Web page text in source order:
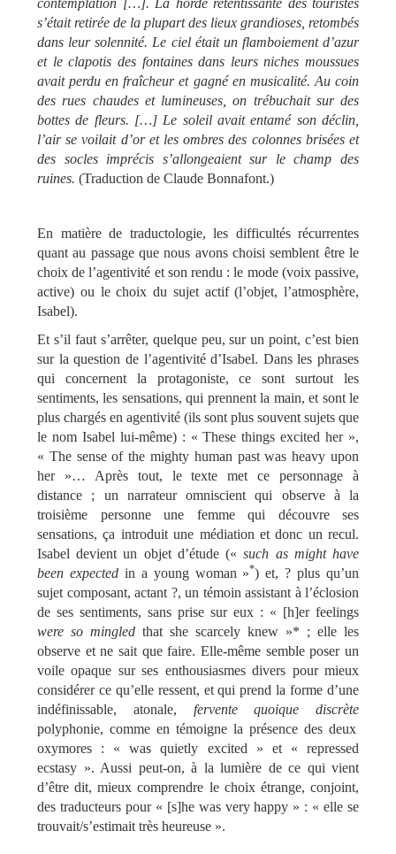
contemplation […]. La horde retentissante des touristes
s’était retirée de la plupart des lieux grandioses, retombés
dans leur solennité. Le ciel était un flamboiement d’azur
et le clapotis des fontaines dans leurs niches moussues
avait perdu en fraîcheur et gagné en musicalité. Au coin
des rues chaudes et lumineuses, on trébuchait sur des
bottes de fleurs. […] Le soleil avait entamé son déclin,
l’air se voilait d’or et les ombres des colonnes brisées et
des socles imprécis s’allongeaient sur le champ des
ruines. (Traduction de Claude Bonnafont.)
En matière de traductologie, les difficultés récurrentes
quant au passage que nous avons choisi semblent être le
choix de l’agentivité et son rendu : le mode (voix passive,
active) ou le choix du sujet actif (l’objet, l’atmosphère,
Isabel).
Et s’il faut s’arrêter, quelque peu, sur un point, c’est bien
sur la question de l’agentivité d’Isabel. Dans les phrases
qui concernent la protagoniste, ce sont surtout les
sentiments, les sensations, qui prennent la main, et sont le
plus chargés en agentivité (ils sont plus souvent sujets que
le nom Isabel lui-même) : «These things excited her »,
« The sense of the mighty human past was heavy upon
her »… Après tout, le texte met ce personnage à
distance ; un narrateur omniscient qui observe à la
troisième personne une femme qui découvre ses
sensations, ça introduit une médiation et donc un recul.
Isabel devient un objet d’étude («such as might have
been expected in a young woman »*)et, ? plus qu’un
sujet composant, actant ?, un témoin assistant à l’éclosion
de ses sentiments, sans prise sur eux : « [h]er feelings
were so mingled that she scarcely knew »* ; elle les
observe et ne sait que faire. Elle-même semble poser un
voile opaque sur ses enthousiasmes divers pour mieux
considérer ce qu’elle ressent, et qui prend la forme d’une
indéfinissable, atonale, fervente quoique discrète
polyphonie, comme en témoigne la présence des deux
oxymores : «was quietly excited » et « repressed
ecstasy ». Aussi peut-on, à la lumière de ce qui vient
d’être dit, mieux comprendre le choix étrange, conjoint,
des traducteurs pour « [s]he was very happy » : « elle se
trouvait/s’estimait très heureuse ».